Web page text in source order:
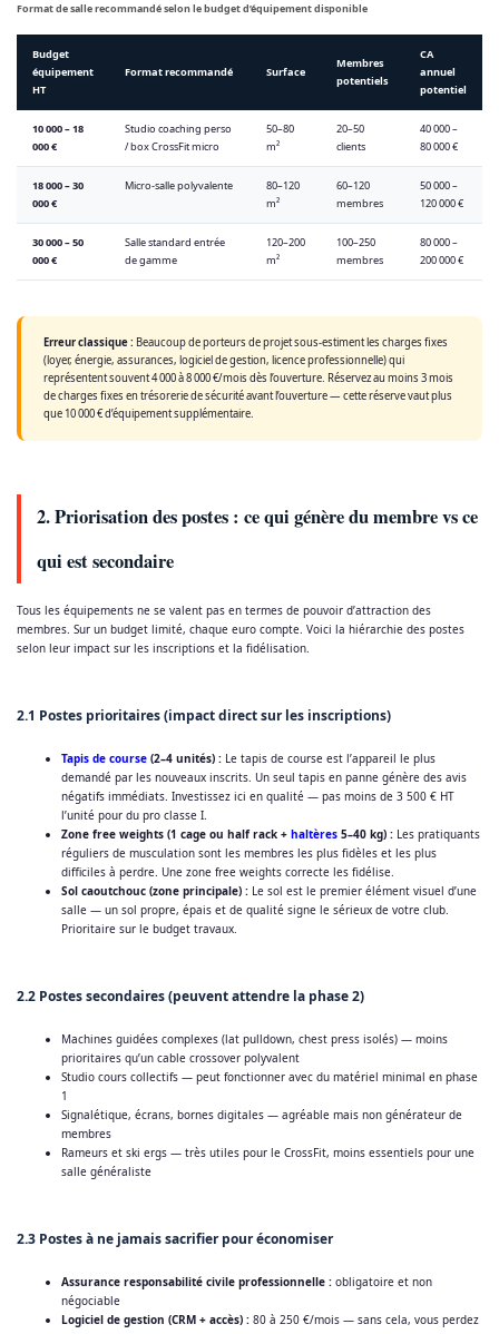
Format de salle recommandé selon le budget d’équipement disponible
Budget
équipement
HT
Format recommandé Surface
Membres
potentiels
CA
annuel
potentiel
10 000 – 18
000 €
Studio coaching perso
/ box CrossFit micro
50–80
m²
20–50
clients
40 000 –
80 000 €
18 000 – 30
000 €
Micro-salle polyvalente
80–120
m²
60–120
membres
50 000 –
120 000 €
30 000 – 50
000 €
Salle standard entrée
de gamme
120–200
m²
100–250
membres
80 000 –
200 000 €
Erreur classique : Beaucoup de porteurs de projet sous-estiment les charges fixes
(loyer, énergie, assurances, logiciel de gestion, licence professionnelle) qui
représentent souvent 4 000 à 8 000 €/mois dès l’ouverture. Réservez au moins 3 mois
de charges fixes en trésorerie de sécurité avant l’ouverture — cette réserve vaut plus
que 10 000 € d’équipement supplémentaire.
2. Priorisation des postes : ce qui génère du membre vs ce
qui est secondaire
Tous les équipements ne se valent pas en termes de pouvoir d’attraction des
membres. Sur un budget limité, chaque euro compte. Voici la hiérarchie des postes
selon leur impact sur les inscriptions et la fidélisation.
2.1 Postes prioritaires (impact direct sur les inscriptions)
Tapis de course (2–4 unités) : Le tapis de course est l’appareil le plus
demandé par les nouveaux inscrits. Un seul tapis en panne génère des avis
négatifs immédiats. Investissez ici en qualité — pas moins de 3 500 € HT
l’unité pour du pro classe I.
Zone free weights (1 cage ou half rack + haltères 5–40 kg) : Les pratiquants
réguliers de musculation sont les membres les plus fidèles et les plus
difficiles à perdre. Une zone free weights correcte les fidélise.
Sol caoutchouc (zone principale) : Le sol est le premier élément visuel d’une
salle — un sol propre, épais et de qualité signe le sérieux de votre club.
Prioritaire sur le budget travaux.
2.2 Postes secondaires (peuvent attendre la phase 2)
Machines guidées complexes (lat pulldown, chest press isolés) — moins
prioritaires qu’un cable crossover polyvalent
Studio cours collectifs — peut fonctionner avec du matériel minimal en phase
1
Signalétique, écrans, bornes digitales — agréable mais non générateur de
membres
Rameurs et ski ergs — très utiles pour le CrossFit, moins essentiels pour une
salle généraliste
2.3 Postes à ne jamais sacrifier pour économiser
Assurance responsabilité civile professionnelle : obligatoire et non
négociable
Logiciel de gestion (CRM + accès) : 80 à 250 €/mois — sans cela, vous perdez